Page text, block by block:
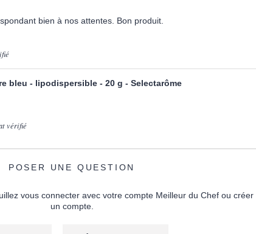
bien à nos attentes. Bon produit.
bleu - lipodispersible - 20 g - Selectarôme
vérifié
POSER UNE QUESTION
vous connecter avec votre compte Meilleur du Chef ou créer
un compte.